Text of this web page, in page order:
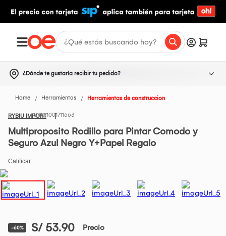
¿Dónde te gustaría recibir tu pedido?
Home Herramientas Herramientas de construccion
RYBIU IMPORT1001711663
Multiproposito Rodillo para Pintar Comodo y
Seguro Azul Negro Y+Papel Regalo
-60% S/ 53.90 Precio